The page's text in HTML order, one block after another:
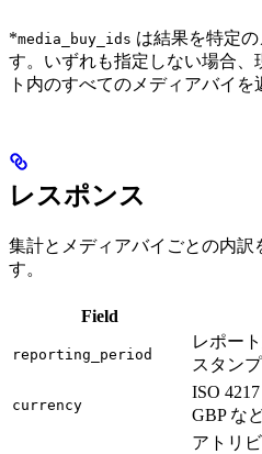
*media_buy_ids は結果を特定
す。いずれも指定しない場合、
ト内のすべてのメディアバイを
レスポンス
集計とメディアバイごとの内訳
す。
Field
reporting_period
レポー
スタンプ
currency
ISO
GBP な
アトリ